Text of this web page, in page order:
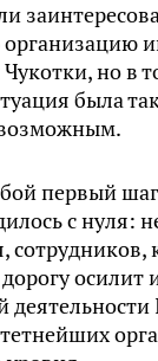
но в
была
первый
с нуля:
осилит